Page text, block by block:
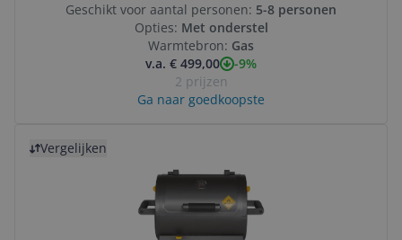
Geschikt voor aantal personen: 5-8 personen
Opties: Met onderstel
Warmtebron: Gas
v.a. € 499,00
-9%
2 prijzen
Ga naar goedkoopste
Vergelijken